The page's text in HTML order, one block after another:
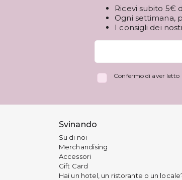
Ricevi subito 5€
Ogni settimana,
I consigli dei
Confermo di aver letto
Svinando
Su di noi
Merchandising
Accessori
Gift Card
Hai un hotel, un ristorante o un